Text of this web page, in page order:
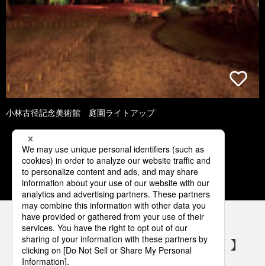
小林古径記念美術館 庭園ライトアップ
1 2 3 4
パナソニックの電気設備 SNSアカウント